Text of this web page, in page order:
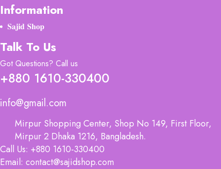
Information
𝐒𝐚𝐣𝐢𝐝 𝐒𝐡𝐨𝐩
Talk To Us
Got Questions? Call us
+880 1610-330400
info@gmail.com
Mirpur Shopping Center, Shop No 149, First Floor,
Mirpur 2 Dhaka 1216, Bangladesh.
Call Us: +880 1610-330400
Email: contact@sajidshop.com